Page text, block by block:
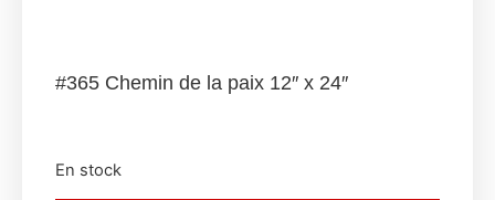
#365 Chemin de la paix 12″ x 24″
En stock